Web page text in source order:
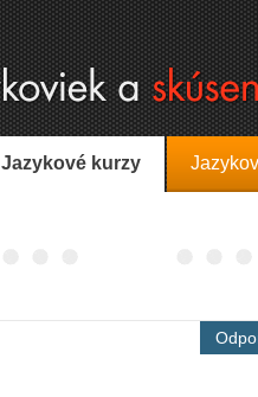
Jazykové kurzy